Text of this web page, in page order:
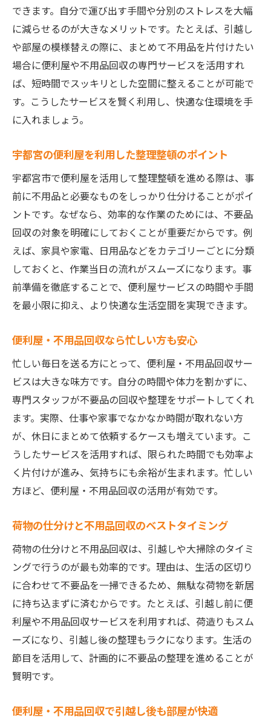
できます。自分で運び出す手間や分別のストレスを大幅
に減らせるのが大きなメリットです。たとえば、引越し
や部屋の模様替えの際に、まとめて不用品を片付けたい
場合に便利屋や不用品回収の専門サービスを活用すれ
ば、短時間でスッキリとした空間に整えることが可能で
す。こうしたサービスを賢く利用し、快適な住環境を手
に入れましょう。
宇都宮の便利屋を利用した整理整頓のポイント
宇都宮市で便利屋を活用して整理整頓を進める際は、事
前に不用品と必要なものをしっかり仕分けることがポイ
ントです。なぜなら、効率的な作業のためには、不要品
回収の対象を明確にしておくことが重要だからです。例
えば、家具や家電、日用品などをカテゴリーごとに分類
しておくと、作業当日の流れがスムーズになります。事
前準備を徹底することで、便利屋サービスの時間や手間
を最小限に抑え、より快適な生活空間を実現できます。
便利屋・不用品回収なら忙しい方も安心
忙しい毎日を送る方にとって、便利屋・不用品回収サー
ビスは大きな味方です。自分の時間や体力を割かずに、
専門スタッフが不要品の回収や整理をサポートしてくれ
ます。実際、仕事や家事でなかなか時間が取れない方
が、休日にまとめて依頼するケースも増えています。こ
うしたサービスを活用すれば、限られた時間でも効率よ
く片付けが進み、気持ちにも余裕が生まれます。忙しい
方ほど、便利屋・不用品回収の活用が有効です。
荷物の仕分けと不用品回収のベストタイミング
荷物の仕分けと不用品回収は、引越しや大掃除のタイミ
ングで行うのが最も効率的です。理由は、生活の区切り
に合わせて不要品を一掃できるため、無駄な荷物を新居
に持ち込まずに済むからです。たとえば、引越し前に便
利屋や不用品回収サービスを利用すれば、荷造りもスム
ーズになり、引越し後の整理もラクになります。生活の
節目を活用して、計画的に不要品の整理を進めることが
賢明です。
便利屋・不用品回収で引越し後も部屋が快適